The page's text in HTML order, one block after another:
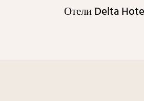
Отели Delta